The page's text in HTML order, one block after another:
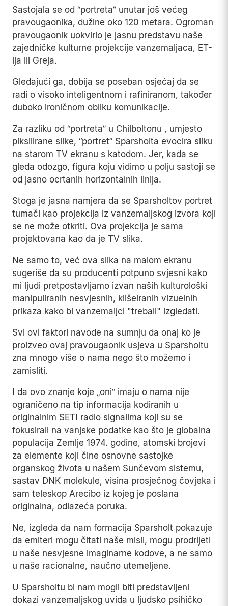
Sastojala se od “portreta” unutar još većeg
pravougaonika, dužine oko 120 metara. Ogroman
pravougaonik uokvirio je jasnu predstavu naše
zajedničke kulturne projekcije vanzemaljaca, ET-
ija ili Greja.
Gledajući ga, dobija se poseban osjećaj da se
radi o visoko inteligentnom i rafiniranom, također
duboko ironičnom obliku komunikacije.
Za razliku od “portreta” u Chilboltonu , umjesto
piksilirane slike, “portret” Sparsholta evocira sliku
na starom TV ekranu s katodom. Jer, kada se
gleda odozgo, figura koju vidimo u polju sastoji se
od jasno ocrtanih horizontalnih linija.
Stoga je jasna namjera da se Sparsholtov portret
tumači kao projekcija iz vanzemaljskog izvora koji
se ne može otkriti. Ova projekcija je sama
projektovana kao da je TV slika.
Ne samo to, već ova slika na malom ekranu
sugeriše da su producenti potpuno svjesni kako
mi ljudi pretpostavljamo izvan naših kulturološki
manipuliranih nesvjesnih, klišeiranih vizuelnih
prikaza kako bi vanzemaljci "trebali" izgledati.
Svi ovi faktori navode na sumnju da onaj ko je
proizveo ovaj pravougaonik usjeva u Sparsholtu
zna mnogo više o nama nego što možemo i
zamisliti.
I da ovo znanje koje „oni“ imaju o nama nije
ograničeno na tip informacija kodiranih u
originalnim SETI radio signalima koji su se
fokusirali na vanjske podatke kao što je globalna
populacija Zemlje 1974. godine, atomski brojevi
za elemente koji čine osnovne sastojke
organskog života u našem Sunčevom sistemu,
sastav DNK molekule, visina prosječnog čovjeka i
sam teleskop Arecibo iz kojeg je poslana
originalna, odlazeća poruka.
Ne, izgleda da nam formacija Sparsholt pokazuje
da emiteri mogu čitati naše misli, mogu prodrijeti
u naše nesvjesne imaginarne kodove, a ne samo
u naše racionalne, naučno utemeljene.
U Sparsholtu bi nam mogli biti predstavljeni
dokazi vanzemaljskog uvida u ljudsko psihičko